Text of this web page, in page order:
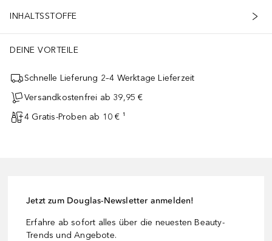
INHALTSSTOFFE
DEINE VORTEILE
Schnelle Lieferung 2–4 Werktage Lieferzeit
Versandkostenfrei ab 39,95 €
4 Gratis-Proben ab 10 € ¹
Jetzt zum Douglas-Newsletter anmelden!
Erfahre ab sofort alles über die neuesten Beauty-
Trends und Angebote.